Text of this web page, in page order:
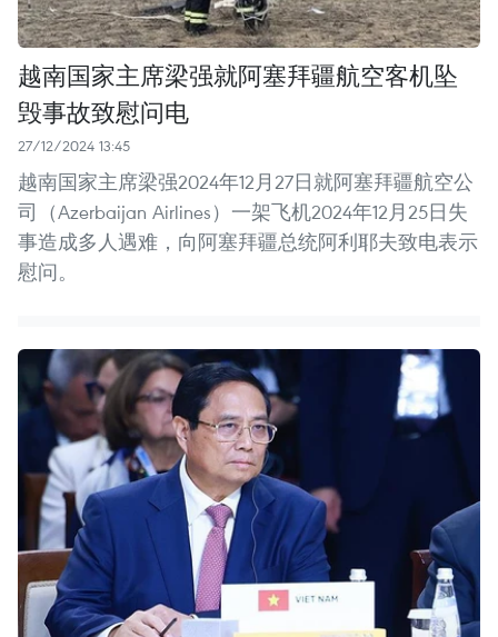
越南国家主席梁强就阿塞拜疆航空客机坠
毁事故致慰问电
27/12/2024 13:45
越南国家主席梁强2024年12月27日就阿塞拜疆航空公
司（Azerbaijan Airlines）一架飞机2024年12月25日失
事造成多人遇难，向阿塞拜疆总统阿利耶夫致电表示
慰问。